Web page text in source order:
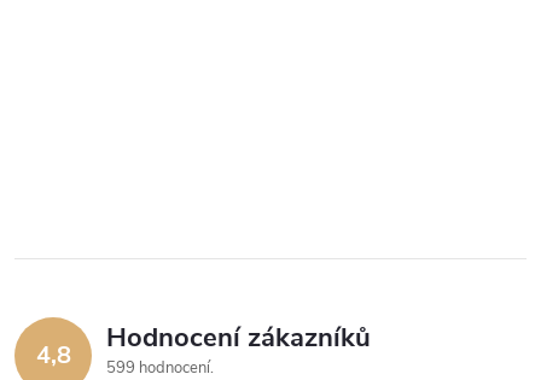
4,8 Hodnocení zákazníků
599 hodnocení